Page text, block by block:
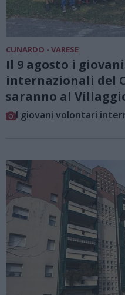
CUNARDO - VARESE
Il 9 agosto i
internazionali del
saranno al
I giovani volontari